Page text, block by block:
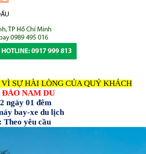
SỰ HÀI LÒNG CỦA QUÝ KHÁCH
NAM DU
ngày 01 đêm
bay-xe du lịch
yêu cầu